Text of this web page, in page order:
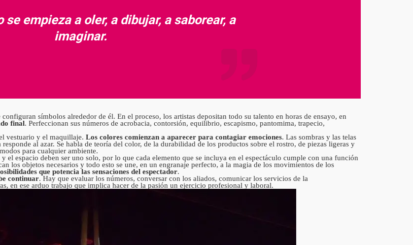
se empieza a oler, a dibujar, a saborear, a
imaginar.
símbolos alrededor de él. En el proceso, los artistas depositan todo su talento en horas de ensayo, en
final. Perfeccionan sus números de acrobacia, contorsión, equilibrio, escapismo, pantomima, trapecio,
vestuario y el maquillaje. Los colores comienzan a aparecer para contagiar emociones. Las sombras y las telas
al azar. Se habla de teoría del color, de la durabilidad de los productos sobre el rostro, de piezas ligeras y
para cualquier ambiente.
el espacio deben ser uno solo, por lo que cada elemento que se incluya en el espectáculo cumple con una función
los objetos necesarios y todo esto se une, en un engranaje perfecto, a la magia de los movimientos de los
que potencia las sensaciones del espectador.
continuar. Hay que evaluar los números, conversar con los aliados, comunicar los servicios de la
en ese arduo trabajo que implica hacer de la pasión un ejercicio profesional y laboral.